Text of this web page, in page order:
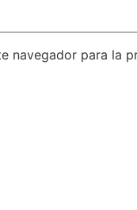
navegador para la